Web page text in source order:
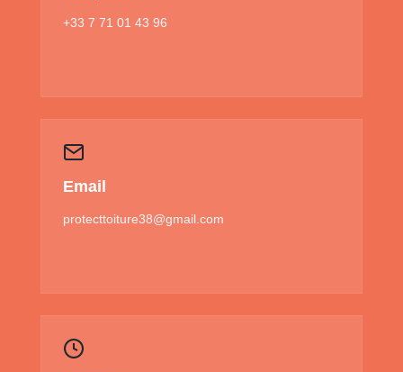
+33 7 71 01 43 96
Email
protecttoiture38@gmail.com